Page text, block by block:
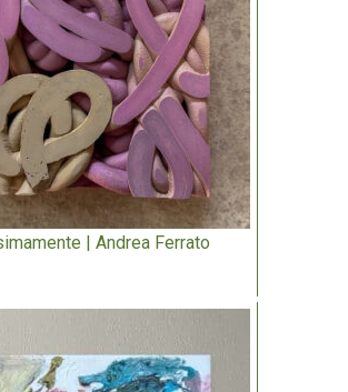
| Andrea Ferrato